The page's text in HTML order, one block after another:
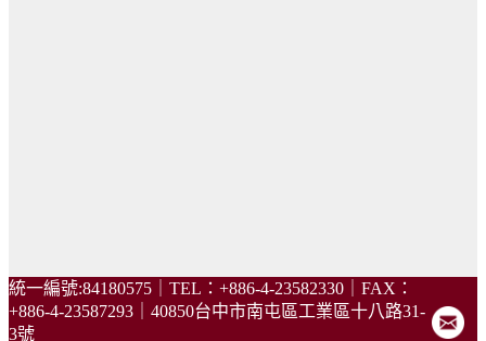
統一編號:84180575｜TEL：+886-4-23582330｜FAX：
+886-4-23587293｜40850台中市南屯區工業區十八路31-
3號